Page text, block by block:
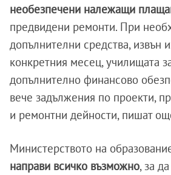
необезпечени належащи
предвидени ремонти. При
допълнителни средства, извън
конкретния месец, училищата
допълнително финансово
вече задължения по проекти,
и ремонтни дейности, пишат
Министерството на
направи всичко възможно, за